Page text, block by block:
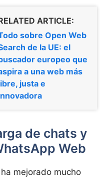
ARTICLE:
sobre Open Web
de la UE: el
europeo que
a una web más
justa e
de chats y
Web
mejorado mucho